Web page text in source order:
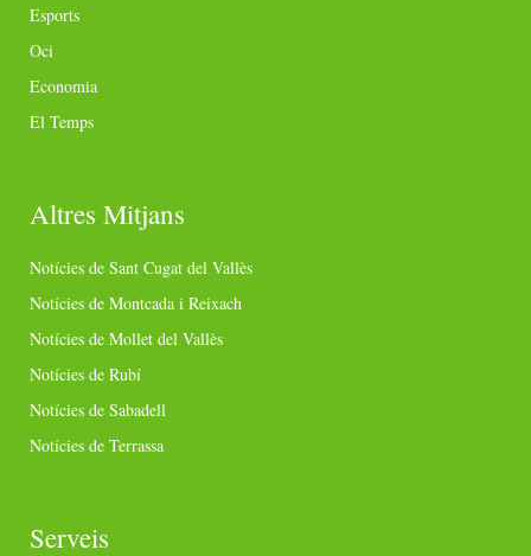
Esports
Oci
Economia
El Temps
Altres Mitjans
Notícies de Sant Cugat del Vallès
Notícies de Montcada i Reixach
Notícies de Mollet del Vallès
Notícies de Rubí
Notícies de Sabadell
Notícies de Terrassa
Serveis